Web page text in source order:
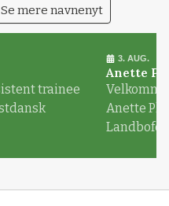
Se mere navnenyt
trainee
3. AUG.
Anette
Anette